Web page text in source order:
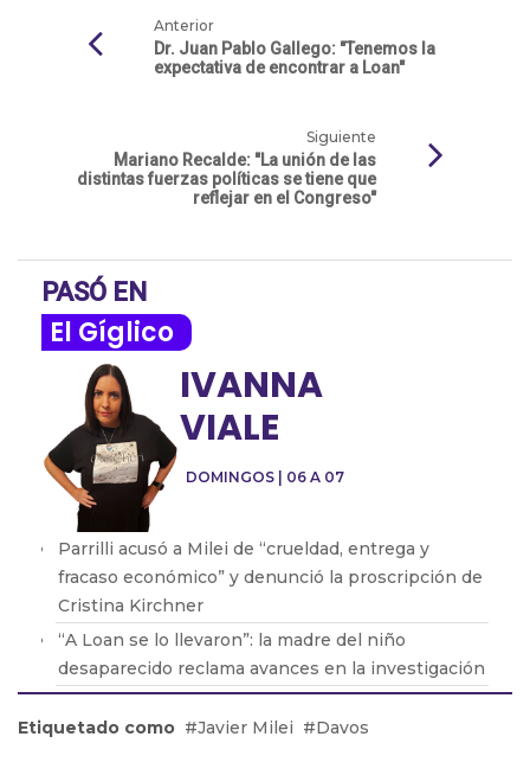
Anterior
Dr. Juan Pablo Gallego: "Tenemos la
expectativa de encontrar a Loan"
Siguiente
Mariano Recalde: "La unión de las
distintas fuerzas políticas se tiene que
reflejar en el Congreso"
PASÓ EN
El Gíglico
DOMINGOS | 06 A 07
IVANNA
VIALE
Parrilli acusó a Milei de “crueldad, entrega y
fracaso económico” y denunció la proscripción de
Cristina Kirchner
“A Loan se lo llevaron”: la madre del niño
desaparecido reclama avances en la investigación
encontrado”
Etiquetado como Javier Milei Davos